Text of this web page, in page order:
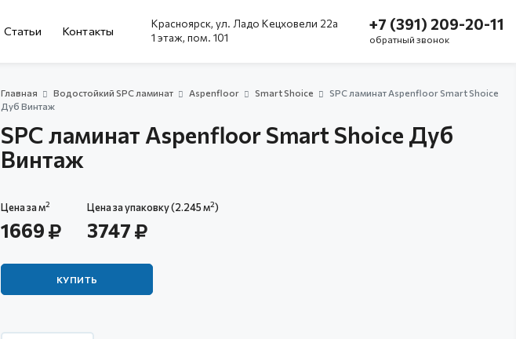
+7 (391) 209-20-11
обратный звонок
Красноярск, ул. Ладо Кецховели 22а
1 этаж, пом. 101
Cтатьи Контакты
Главная Водостойкий SPC ламинат Aspenfloor Smart Shoice
SPC ламинат Aspenfloor Smart Shoice
Дуб Винтаж
SPC ламинат Aspenfloor Smart Shoice Дуб
Винтаж
Цена за м2
1669
Цена за упаковку (2.245 м2)
3747
КУПИТЬ